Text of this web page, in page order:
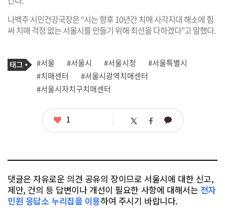
나백주 시민건강국장은 “시는 향후 10년간 치매 사각지대 해소에 힘
써 치매 걱정 없는 서울시를 만들기 위해 최선을 다하겠다”고 말했다.
기
사
관
련
태
태
그
#서울 #서울시 #서울시청
#서울특별시
#치매센터
#서울시광역치매센터
#서울시자치구치매센터
좋1 트 페 카
댓글은 자유로운 의견 공유의 장이므로 서울시에 대한 신고,
제안, 건의 등 답변이나 개선이 필요한 사항에 대해서는 전자
민원 응답소 누리집을 이용하여 주시기 바랍니다.